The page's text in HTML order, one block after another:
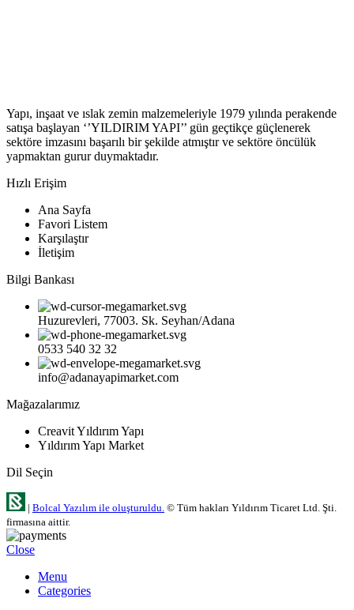
Yapı, inşaat ve ıslak zemin malzemeleriyle 1979 yılında perakende
satışa başlayan ‘’YILDIRIM YAPI’’ gün geçtikçe güçlenerek
sektöre imzasını başarılı bir şekilde atmıştır ve sektöre öncülük
yapmaktan gurur duymaktadır.
Hızlı Erişim
Ana Sayfa
Favori Listem
Karşılaştır
İletişim
Bilgi Bankası
Huzurevleri, 77003. Sk. Seyhan/Adana
0533 540 32 32
info@adanayapimarket.com
Mağazalarımız
Creavit Yıldırım Yapı
Yıldırım Yapı Market
Dil Seçin
| Bolcal Yazılım ile oluşturuldu. © Tüm hakları Yıldırım Ticaret Ltd. Şti.
firmasına aittir.
Close
Menu
Categories